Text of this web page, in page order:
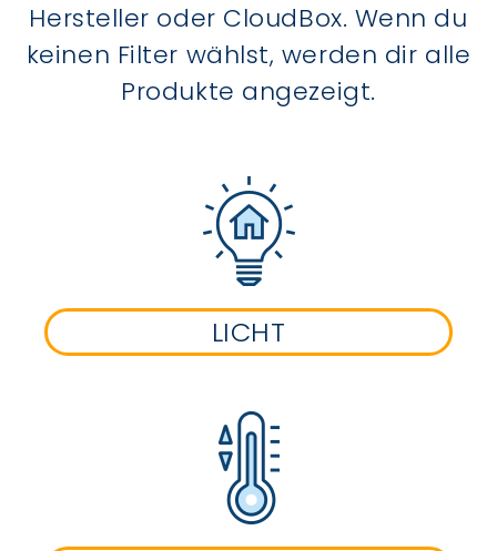
Hersteller oder CloudBox. Wenn du
keinen Filter wählst, werden dir alle
Produkte angezeigt.
LICHT